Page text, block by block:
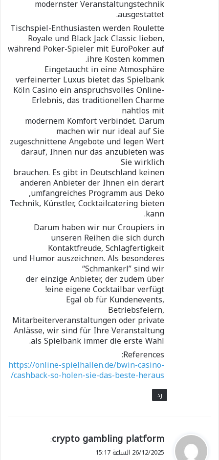
modernster Veranstaltungstechnik
ausgestattet.
Tischspiel-Enthusiasten werden Roulette
Royale und Black Jack Classic lieben,
während Poker-Spieler mit EuroPoker auf
ihre Kosten kommen.
Eingetaucht in eine Atmosphäre
verfeinerter Luxus bietet das Spielbank
Köln Casino ein anspruchsvolles Online-
Erlebnis, das traditionellen Charme
nahtlos mit
modernem Komfort verbindet. Darum
machen wir nur ideal auf Sie
zugeschnittene Angebote und legen Wert
darauf, Ihnen nur das anzubieten was
Sie wirklich
brauchen. Es gibt in Deutschland keinen
anderen Anbieter der Ihnen ein derart
umfangreiches Programm aus Deko,
Technik, Künstler, Cocktailcatering bieten
kann.
Darum haben wir nur Croupiers in
unseren Reihen die sich durch
Kontaktfreude, Schlagfertigkeit
und Humor auszeichnen. Als besonderes
“Schmankerl” sind wir
der einzige Anbieter, der zudem über
eine eigene Cocktailbar verfügt!
Egal ob für Kundenevents,
Betriebsfeiern,
Mitarbeiterveranstaltungen oder private
Anlässe, wir sind für Ihre Veranstaltung
als Spielbank immer die erste Wahl.
References:
https://online-spielhallen.de/bwin-casino-
cashback-so-holen-sie-das-beste-heraus/
رد
ي
ق
crypto gambling platform
:
26/12/2025 الساعة 15:17